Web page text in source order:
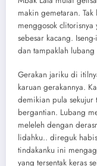
makin gemetaran.
menggosok
sebesar kacang.
dan tampaklah
Gerakan jariku di
karuan gerakannya.
demikian pula
bergantian. Lubang
meleleh dengan
lidahku.. direguk
tindakanku ini
yang tersentak keras